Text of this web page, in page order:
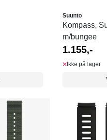
Suunto
Kompass,
m/bungee
1.155,-
Ikke på lager